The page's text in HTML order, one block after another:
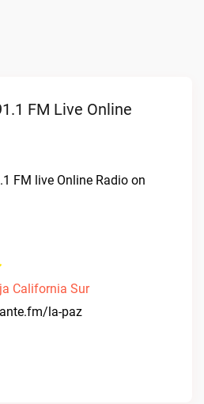
FM Live Online
FM live Online Radio on
California Sur
la-paz